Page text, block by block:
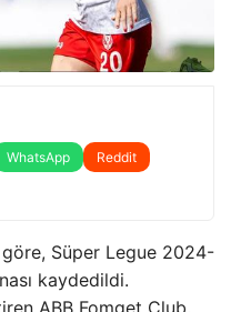
WhatsApp
Reddit
göre, Süper Legue 2024-
kaydedildi.
ABB Fomget Club,